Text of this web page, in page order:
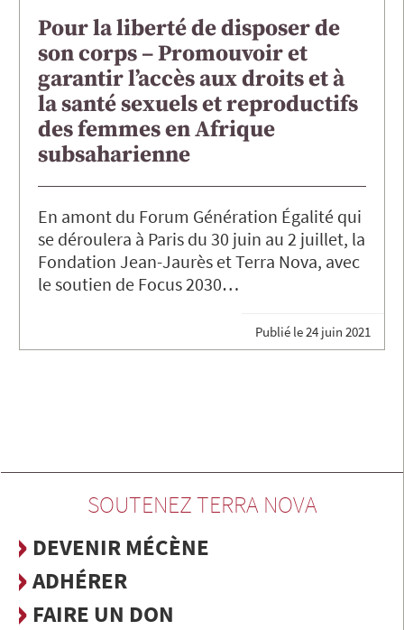
Pour la liberté de disposer de
son corps – Promouvoir et
garantir l’accès aux droits et à
la santé sexuels et reproductifs
des femmes en Afrique
subsaharienne
En amont du Forum Génération Égalité qui
se déroulera à Paris du 30 juin au 2 juillet, la
Fondation Jean-Jaurès et Terra Nova, avec
le soutien de Focus 2030…
Publié le24 juin 2021
SOUTENEZ TERRA NOVA
DEVENIR MÉCÈNE
ADHÉRER
FAIRE UN DON